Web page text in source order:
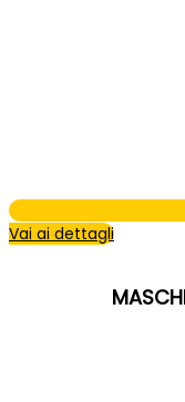
Vai ai dettagli